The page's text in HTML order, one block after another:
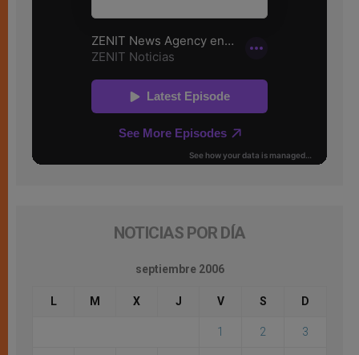
NOTICIAS POR DÍA
septiembre 2006
L M X J V S D
1 2 3